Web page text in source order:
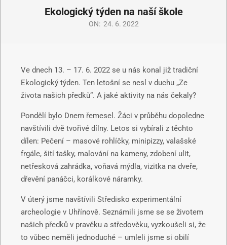
Ekologický týden na naší škole
ON: 24. 6. 2022
Ve dnech 13. – 17. 6. 2022 se u nás konal již tradiční
Ekologický týden. Ten letošní se nesl v duchu „Ze
života našich předků“. A jaké aktivity na nás čekaly?
Pondělí bylo Dnem řemesel. Žáci v průběhu dopoledne
navštívili dvě tvořivé dílny. Letos si vybírali z těchto
dílen: Pečení – masové rohlíčky, minipizzy, valašské
frgále, šití tašky, malování na kameny, zdobení ulit,
netřesková zahrádka, voňavá mýdla, vizitka na dveře,
dřevění panáčci, korálkové náramky.
V úterý jsme navštívili Středisko experimentální
archeologie v Uhřínově. Seznámili jsme se se životem
našich předků v pravěku a středověku, vyzkoušeli si, že
to vůbec neměli jednoduché – umleli jsme si obilí